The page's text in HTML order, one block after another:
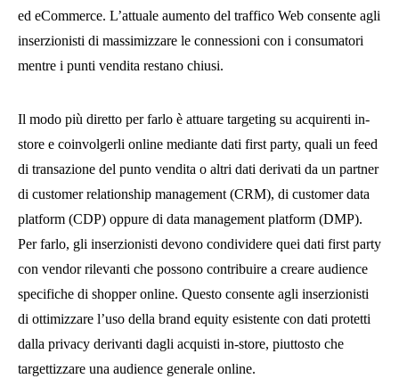
ed eCommerce. L’attuale aumento del traffico Web consente agli
inserzionisti di massimizzare le connessioni con i consumatori
mentre i punti vendita restano chiusi.
Il modo più diretto per farlo è attuare targeting su acquirenti in-
store e coinvolgerli online mediante dati first party, quali un feed
di transazione del punto vendita o altri dati derivati da un partner
di customer relationship management (CRM), di customer data
platform (CDP) oppure di data management platform (DMP).
Per farlo, gli inserzionisti devono condividere quei dati first party
con vendor rilevanti che possono contribuire a creare audience
specifiche di shopper online. Questo consente agli inserzionisti
di ottimizzare l’uso della brand equity esistente con dati protetti
dalla privacy derivanti dagli acquisti in-store, piuttosto che
targettizzare una audience generale online.